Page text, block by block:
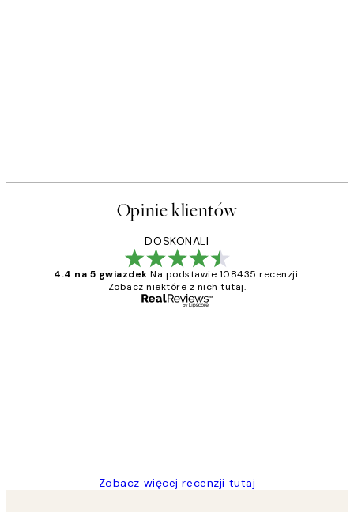
Opinie klientów
DOSKONALI
4.4 na 5 gwiazdek Na podstawie 108435 recenzji.
Zobacz niektóre z nich tutaj.
Zobacz więcej recenzji tutaj